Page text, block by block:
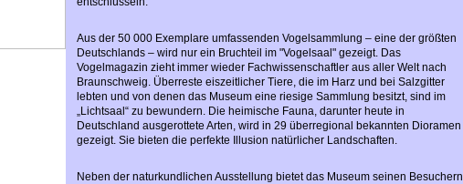
Aus der 50 000 Exemplare umfassenden Vogelsammlung – eine der größten
Deutschlands – wird nur ein Bruchteil im "Vogelsaal" gezeigt. Das
Vogelmagazin zieht immer wieder Fachwissenschaftler aus aller Welt nach
Braunschweig. Überreste eiszeitlicher Tiere, die im Harz und bei Salzgitter
lebten und von denen das Museum eine riesige Sammlung besitzt, sind im
„Lichtsaal“ zu bewundern. Die heimische Fauna, darunter heute in
Deutschland ausgerottete Arten, wird in 29 überregional bekannten Dioramen
gezeigt. Sie bieten die perfekte Illusion natürlicher Landschaften.
Neben der naturkundlichen Ausstellung bietet das Museum seinen Besuchern